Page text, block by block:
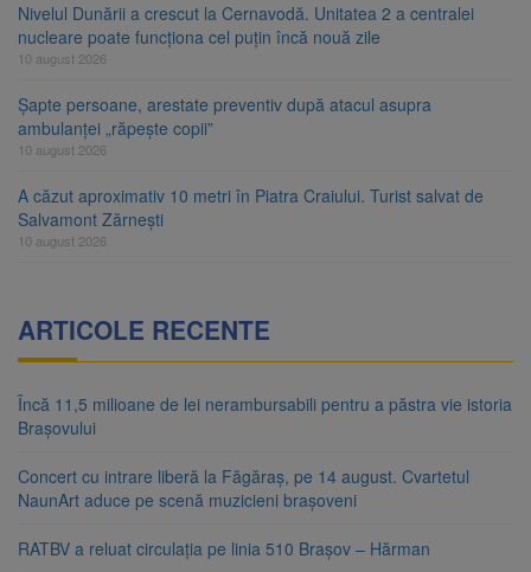
Nivelul Dunării a crescut la Cernavodă. Unitatea 2 a centralei
nucleare poate funcționa cel puțin încă nouă zile
10 august 2026
Șapte persoane, arestate preventiv după atacul asupra
ambulanței „răpește copii”
10 august 2026
A căzut aproximativ 10 metri în Piatra Craiului. Turist salvat de
Salvamont Zărnești
10 august 2026
ARTICOLE RECENTE
Încă 11,5 milioane de lei nerambursabili pentru a păstra vie istoria
Brașovului
Concert cu intrare liberă la Făgăraș, pe 14 august. Cvartetul
NaunArt aduce pe scenă muzicieni brașoveni
RATBV a reluat circulația pe linia 510 Brașov – Hărman